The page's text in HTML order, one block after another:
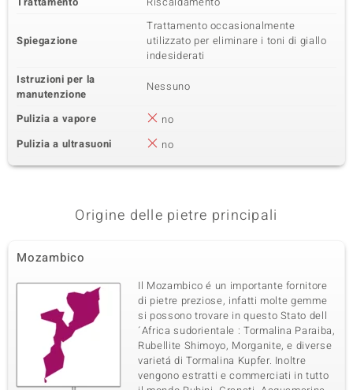
Spiegazione
Trattamento occasionalmente
utilizzato per eliminare i toni di giallo
indesiderati
Istruzioni per la
manutenzione
Nessuno
Pulizia a vapore
no
Pulizia a ultrasuoni
no
Origine delle pietre principali
Mozambico
Il Mozambico é un importante fornitore
di pietre preziose, infatti molte gemme
si possono trovare in questo Stato dell
´Africa sudorientale : Tormalina Paraiba,
Rubellite Shimoyo, Morganite, e diverse
varietá di Tormalina Kupfer. Inoltre
vengono estratti e commerciati in tutto